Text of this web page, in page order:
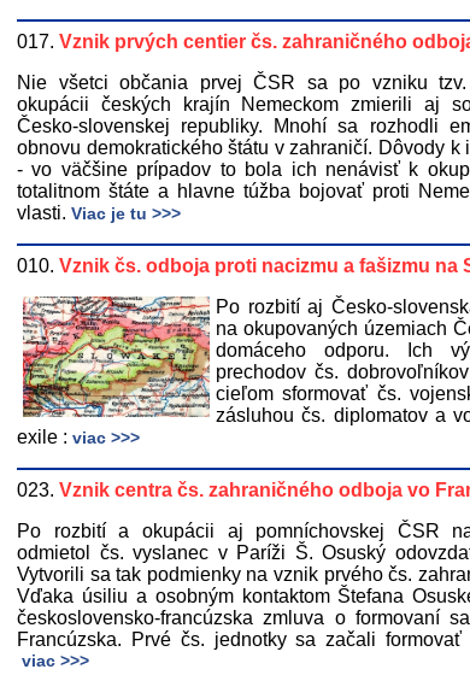
017. Vznik prvých centier čs. zahraničného
Nie všetci občania prvej ČSR sa po vzniku
okupácii českých krajín Nemeckom zmierili aj
Česko-slovenskej republiky. Mnohí sa rozhodli
obnovu demokratického štátu v zahraničí. Dôvody k
- vo väčšine prípadov to bola ich nenávisť k
totalitnom štáte a hlavne túžba bojovať proti
vlasti. Viac je tu >>>
010. Vznik čs. odboja proti nacizmu a fašizmu na
Po rozbití aj Česko-
na okupovaných územiach
domáceho odporu. Ich
prechodov čs.
cieľom sformovať čs.
zásluhou čs. diplomatov a
exile : viac >>>
023. Vznik centra čs. zahraničného odboja vo
Po rozbití a okupácii aj pomníchovskej ČSR
odmietol čs. vyslanec v Paríži Š. Osuský
Vytvorili sa tak podmienky na vznik prvého čs.
Vďaka úsiliu a osobným kontaktom Štefana
československo-francúzska zmluva o formovaní
Francúzska. Prvé čs. jednotky sa začali
viac >>>